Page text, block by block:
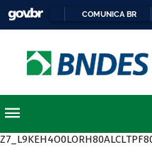
COMUNICA BR